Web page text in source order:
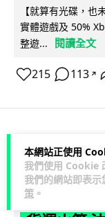
本網站正使用
我們使用 Cookie
我們的網站即表
策 。
【就算有光碟，
實體遊戲及 50%
整遊...
閱讀全文
215 113 ↗
人工智能
Lawton 1 日